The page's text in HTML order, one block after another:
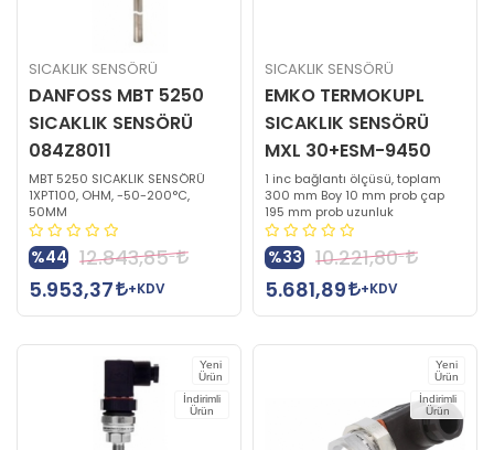
SICAKLIK SENSÖRÜ
DANFOSS MBT 5250
SICAKLIK SENSÖRÜ
084Z8011
MBT 5250 SICAKLIK SENSÖRÜ
1XPT100, OHM, -50-200°C,
50MM
%44 12.843,85
5.953,37
+KDV
SICAKLIK SENSÖRÜ
EMKO TERMOKUPL
SICAKLIK SENSÖRÜ
MXL 30+ESM-9450
1 inc bağlantı ölçüsü, toplam
300 mm Boy 10 mm prob çap
195 mm prob uzunluk
%33
10.221,80
5.681,89
+KDV
Yeni
Ürün
İndirimli
Ürün
Yeni
Ürün
İndirimli
Ürün